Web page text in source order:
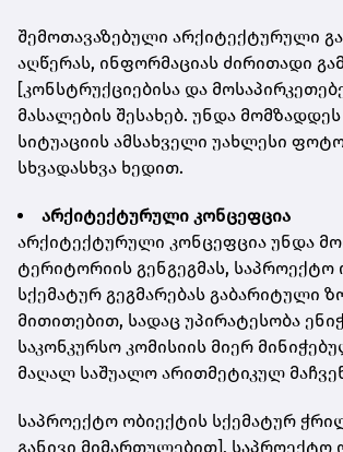
შემოთავაზებული არქიტექტურული
აღწერას, ინფორმაციას ძირითადი
[კონსტრუქციებისა და
მასალების შესახებ. უნდა
სიტუაციის ამსახველი უახლესი
სხვადასხვა ხედით.
არქიტექტურული კონცეფცია
არქიტექტურული კონცეფცია უნდა
ტერიტორიის გენგეგმას, საპროექტო
სქემატურ გეგმარებას გაბარიტული
მითითებით, სადაც უპირატესობა
საკონკურსო კომისიის მიერ
მაღალ საშუალო არითმეტიკულ
საპროექტო ობიექტის სქემატურ
განივი მიმართულებით], საპროექტო